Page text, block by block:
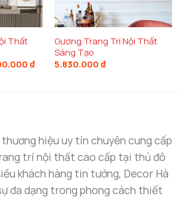
vừa có tác dụng tạo cho không
Vời Của Gương Trang Trí
Sạn
Đẳng Cấp Cho Nhà Hàng
nhà hàng, gương không chỉ là món
Thất
₫Khoảng
Gương Trang Trí Nội Thất
Sáng Tạo
5.830.000 ₫
hiệu uy tín chuyên cung cấp
trí nội thất cao cấp tại thủ đô
khách hàng tin tưởng, Decor Hà
đa dạng trong phong cách thiết